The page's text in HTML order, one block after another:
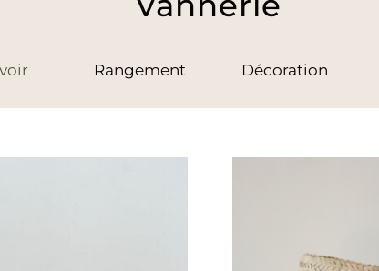
Rangement Décoration